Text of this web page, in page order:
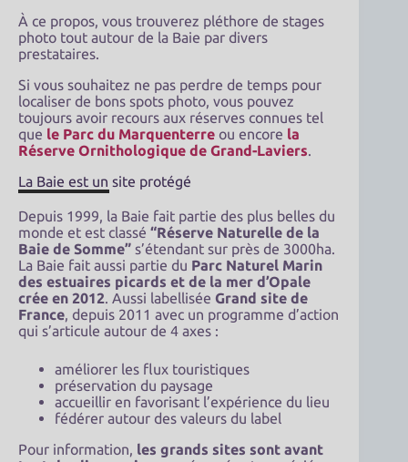
À ce propos, vous trouverez pléthore de stages
photo tout autour de la Baie par divers
prestataires.
Si vous souhaitez ne pas perdre de temps pour
localiser de bons spots photo, vous pouvez
toujours avoir recours aux réserves connues tel
que le Parc du Marquenterre ou encore la
Réserve Ornithologique de Grand-Laviers.
La Baie est un site protégé
Depuis 1999, la Baie fait partie des plus belles du
monde et est classé “Réserve Naturelle de la
Baie de Somme” s’étendant sur près de 3000ha.
La Baie fait aussi partie du Parc Naturel Marin
des estuaires picards et de la mer d’Opale
crée en 2012. Aussi labellisée Grand site de
France, depuis 2011 avec un programme d’action
qui s’articule autour de 4 axes :
améliorer les flux touristiques
préservation du paysage
accueillir en favorisant l’expérience du lieu
fédérer autour des valeurs du label
Pour information, les grands sites sont avant